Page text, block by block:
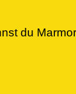
du